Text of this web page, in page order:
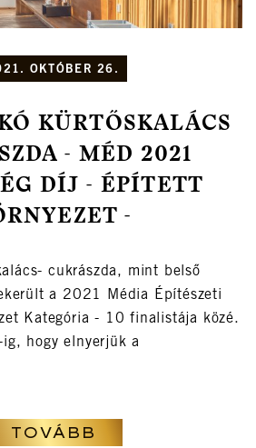
OKTÓBER 26.
KÜRTŐSKALÁCS
- MÉD 2021
DÍJ - ÉPÍTETT
-
cukrászda, mint belső
a 2021 Média Építészeti
Kategória - 10 finalistája közé.
hogy elnyerjük a
TOVÁBB